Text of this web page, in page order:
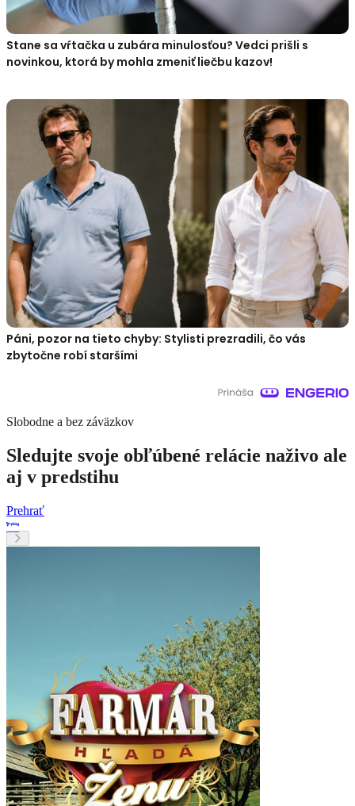
Stane sa vŕtačka u zubára minulosťou? Vedci prišli s
novinkou, ktorá by mohla zmeniť liečbu kazov!
Páni, pozor na tieto chyby: Stylisti prezradili, čo vás
zbytočne robí staršími
Slobodne a bez záväzkov
Sledujte svoje obľúbené relácie naživo ale
aj v predstihu
Prehrať